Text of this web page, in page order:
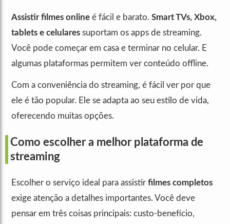
Assistir filmes online é fácil e barato. Smart TVs, Xbox,
tablets e celulares suportam os apps de streaming.
Você pode começar em casa e terminar no celular. E
algumas plataformas permitem ver conteúdo offline.
Com a conveniência do streaming, é fácil ver por que
ele é tão popular. Ele se adapta ao seu estilo de vida,
oferecendo muitas opções.
Como escolher a melhor plataforma de
streaming
Escolher o serviço ideal para assistir filmes completos
exige atenção a detalhes importantes. Você deve
pensar em três coisas principais: custo-benefício,